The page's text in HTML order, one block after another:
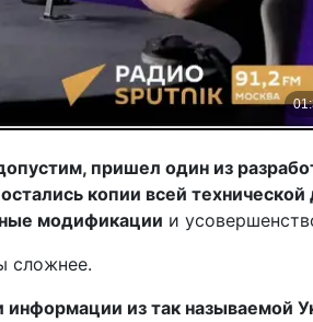
пришел один из
остались копии всей
модификации и
сложнее.
из так называемой